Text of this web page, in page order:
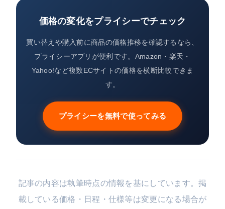
価格の変化をプライシーでチェック
買い替えや購入前に商品の価格推移を確認するなら、
プライシーアプリが便利です。Amazon・楽天・
Yahoo!など複数ECサイトの価格を横断比較できま
す。
プライシーを無料で使ってみる
記事の内容は執筆時点の情報を基にしています。掲
載している価格・日程・仕様等は変更になる場合が